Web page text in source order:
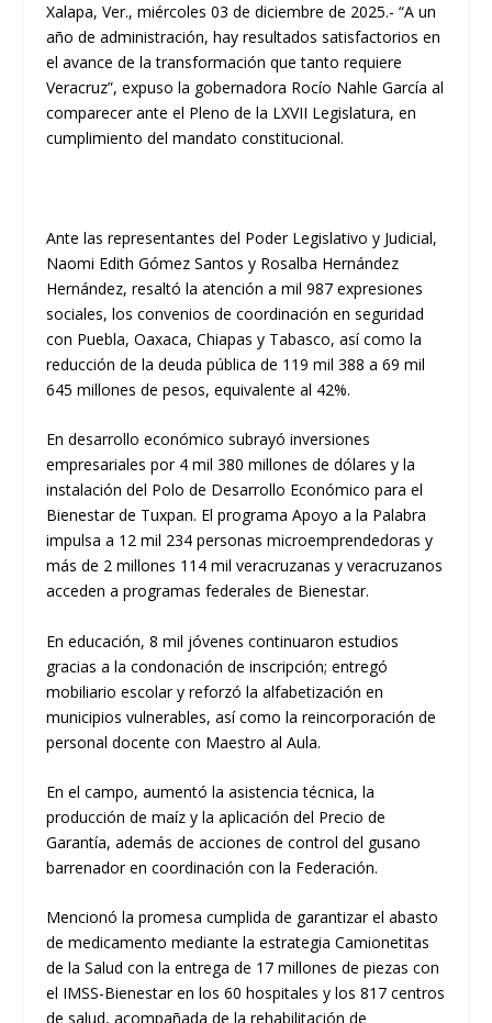
Xalapa, Ver., miércoles 03 de diciembre de 2025.- “A un
año de administración, hay resultados satisfactorios en
el avance de la transformación que tanto requiere
Veracruz”, expuso la gobernadora Rocío Nahle García al
comparecer ante el Pleno de la LXVII Legislatura, en
cumplimiento del mandato constitucional.
Ante las representantes del Poder Legislativo y Judicial,
Naomi Edith Gómez Santos y Rosalba Hernández
Hernández, resaltó la atención a mil 987 expresiones
sociales, los convenios de coordinación en seguridad
con Puebla, Oaxaca, Chiapas y Tabasco, así como la
reducción de la deuda pública de 119 mil 388 a 69 mil
645 millones de pesos, equivalente al 42%.
En desarrollo económico subrayó inversiones
empresariales por 4 mil 380 millones de dólares y la
instalación del Polo de Desarrollo Económico para el
Bienestar de Tuxpan. El programa Apoyo a la Palabra
impulsa a 12 mil 234 personas microemprendedoras y
más de 2 millones 114 mil veracruzanas y veracruzanos
acceden a programas federales de Bienestar.
En educación, 8 mil jóvenes continuaron estudios
gracias a la condonación de inscripción; entregó
mobiliario escolar y reforzó la alfabetización en
municipios vulnerables, así como la reincorporación de
personal docente con Maestro al Aula.
En el campo, aumentó la asistencia técnica, la
producción de maíz y la aplicación del Precio de
Garantía, además de acciones de control del gusano
barrenador en coordinación con la Federación.
Mencionó la promesa cumplida de garantizar el abasto
de medicamento mediante la estrategia Camionetitas
de la Salud con la entrega de 17 millones de piezas con
el IMSS-Bienestar en los 60 hospitales y los 817 centros
de salud, acompañada de la rehabilitación de